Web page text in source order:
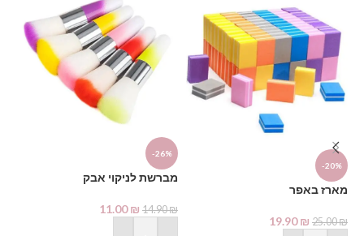
-20%
מארז באפר
25.00₪
19.90₪
-26%
מברשת לניקוי אבק
14.90₪
11.00₪